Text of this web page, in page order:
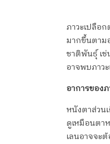
ภาวะเปลือ
มากขึ้นตาม
ชาติพันธุ์ เ
อาจพบภาว
อาการของ
หนังตาส่วน
ดูเหมือนตา
เลนอาจจะ